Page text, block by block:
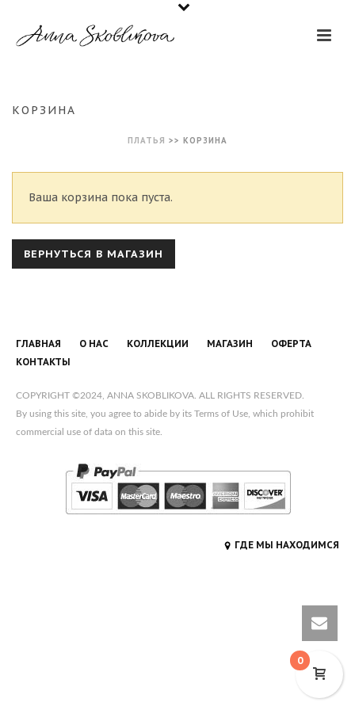
КОРЗИНА
ПЛАТЬЯ >> КОРЗИНА
Ваша корзина пока пуста.
ВЕРНУТЬСЯ В МАГАЗИН
ГЛАВНАЯ О НАС КОЛЛЕКЦИИ МАГАЗИН
ОФЕРТА
КОНТАКТЫ
COPYRIGHT ©2024, ANNA SKOBLIKOVA. ALL RIGHTS RESERVED.
By using this site, you agree to abide by its Terms of Use, which prohibit
commercial use of data on this site.
ГДЕ МЫ НАХОДИМСЯ
0